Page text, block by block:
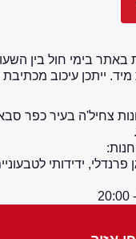
בימי חול בין השעות 08:30 -
מיד. ייתכן עיכוב
צחיל'ה בעיר כפר
פרנדלי, ידידותי